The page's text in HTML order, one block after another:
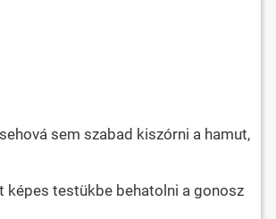
sem szabad kiszórni a hamut,
képes testükbe behatolni a gonosz